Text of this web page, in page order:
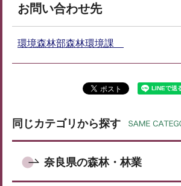
お問い合わせ先
環境森林部森林環境課
同じカテゴリから探す
奈良県の森林・林業